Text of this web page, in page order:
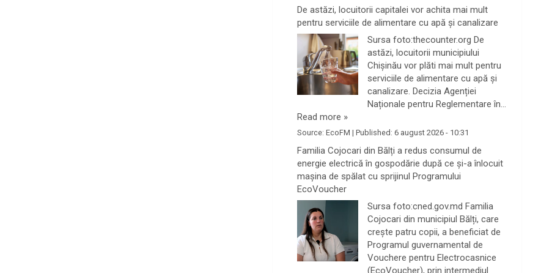
De astăzi, locuitorii capitalei vor achita mai mult
pentru serviciile de alimentare cu apă și canalizare
Sursa foto:thecounter.org De
astăzi, locuitorii municipiului
Chișinău vor plăti mai mult pentru
serviciile de alimentare cu apă și
canalizare. Decizia Agenției
Naționale pentru Reglementare în…
Read more »
Source:EcoFM |Published:6 august 2026 - 10:31
Familia Cojocari din Bălți a redus consumul de
energie electrică în gospodărie după ce și-a înlocuit
mașina de spălat cu sprijinul Programului
EcoVoucher
Sursa foto:cned.gov.md Familia
Cojocari din municipiul Bălți, care
crește patru copii, a beneficiat de
Programul guvernamental de
Vouchere pentru Electrocasnice
(EcoVoucher), prin intermediul